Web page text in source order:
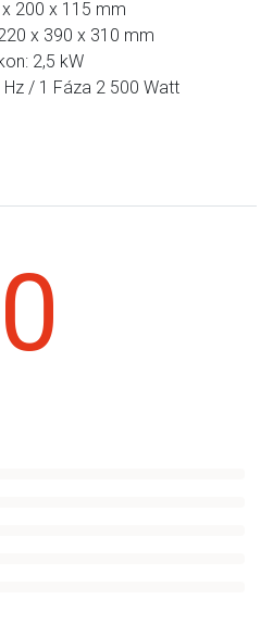
200 x 115 mm
x 390 x 310 mm
2,5 kW
/ 1 Fáza 2 500 Watt
0